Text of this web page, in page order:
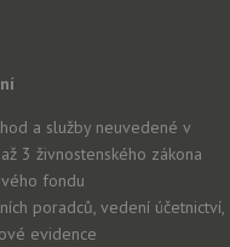
a služby neuvedené v
3 živnostenského zákona
fondu
poradců, vedení účetnictví,
evidence